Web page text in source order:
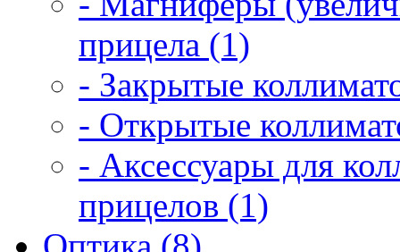
прицела (1)
- Закрытые
- Открытые
- Аксессуары для
прицелов (1)